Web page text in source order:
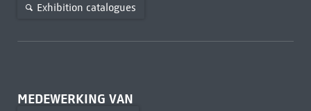
Exhibition catalogues
MEDEWERKING VAN